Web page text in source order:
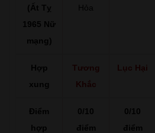
(Ất Tỵ
1965 Nữ
mạng)
Hỏa
Hợp
xung
Tương
Khắc
Lục Hại
Điểm
hợp
0/10
điểm
0/10
điểm